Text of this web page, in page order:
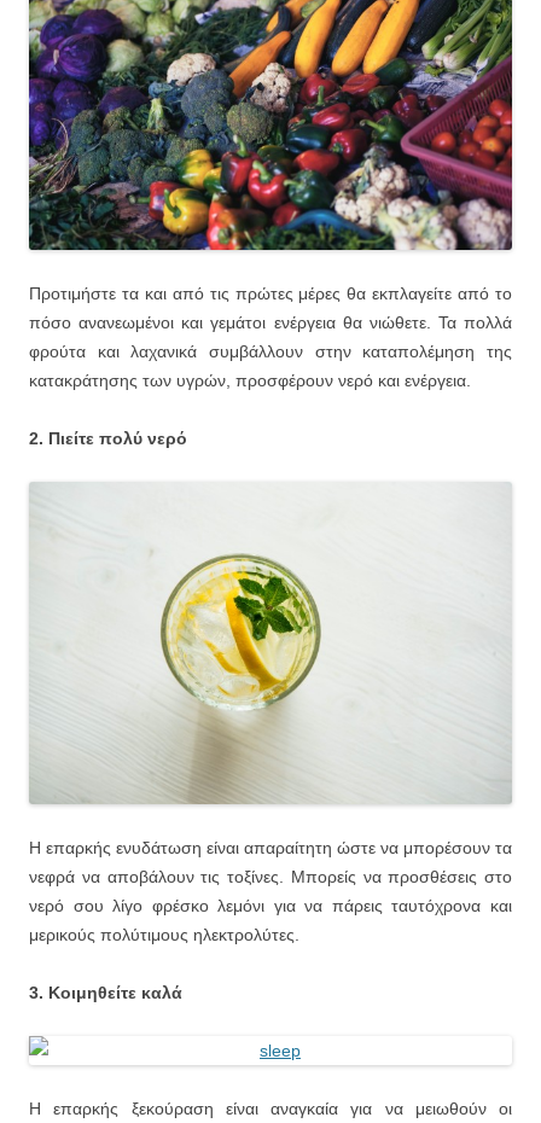
Προτιμήστε τα και από τις πρώτες μέρες θα εκπλαγείτε από το
πόσο ανανεωμένοι και γεμάτοι ενέργεια θα νιώθετε. Τα πολλά
φρούτα και λαχανικά συμβάλλουν στην καταπολέμηση της
κατακράτησης των υγρών, προσφέρουν νερό και ενέργεια.
2. Πιείτε πολύ νερό
Η επαρκής ενυδάτωση είναι απαραίτητη ώστε να μπορέσουν τα
νεφρά να αποβάλουν τις τοξίνες. Μπορείς να προσθέσεις στο
νερό σου λίγο φρέσκο λεμόνι για να πάρεις ταυτόχρονα και
μερικούς πολύτιμους ηλεκτρολύτες.
3. Κοιμηθείτε καλά
Η επαρκής ξεκούραση είναι αναγκαία για να μειωθούν οι